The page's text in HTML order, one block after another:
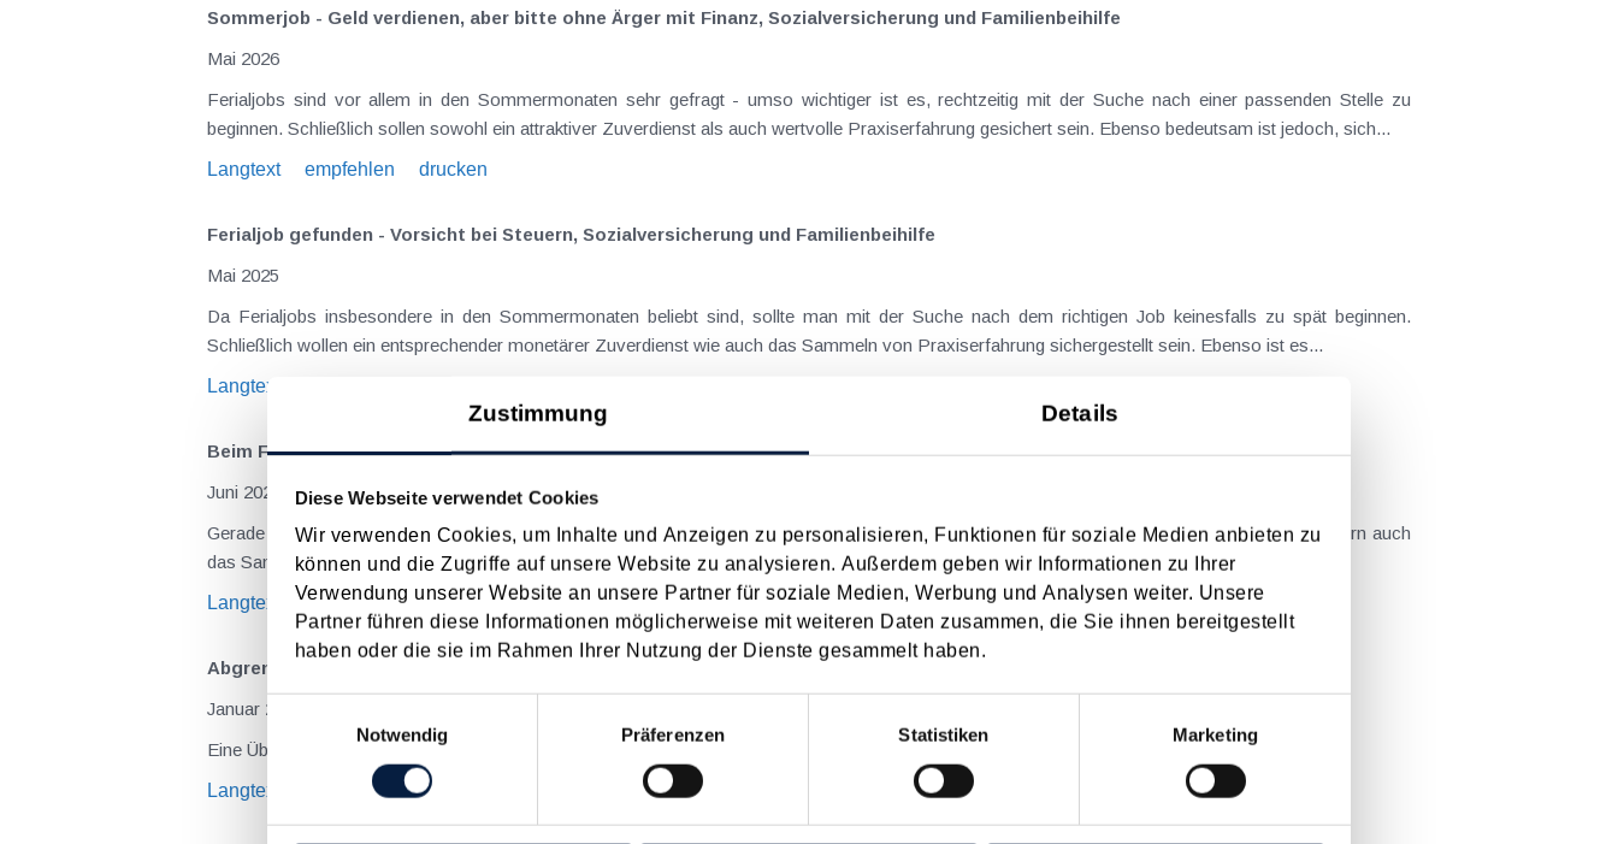
Zustimmung Details
Diese Webseite verwendet Cookies
Wir verwenden Cookies, um Inhalte und Anzeigen zu personalisieren, Funktionen für soziale Medien anbieten zu
können und die Zugriffe auf unsere Website zu analysieren. Außerdem geben wir Informationen zu Ihrer
Verwendung unserer Website an unsere Partner für soziale Medien, Werbung und Analysen weiter. Unsere
Partner führen diese Informationen möglicherweise mit weiteren Daten zusammen, die Sie ihnen bereitgestellt
haben oder die sie im Rahmen Ihrer Nutzung der Dienste gesammelt haben.
Einwilligungsauswahl
Notwendig
Präferenzen Statistiken Marketing
Sommerjob - Geld verdienen, aber bitte ohne Ärger mit Finanz, Sozialversicherung und Familienbeihilfe
Mai 2026
Ferialjobs sind vor allem in den Sommermonaten sehr gefragt - umso wichtiger ist es, rechtzeitig mit der Suche nach einer passenden Stelle zu
beginnen. Schließlich sollen sowohl ein attraktiver Zuverdienst als auch wertvolle Praxiserfahrung gesichert sein. Ebenso bedeutsam ist jedoch, sich...
Langtext
empfehlen drucken
Ferialjob gefunden - Vorsicht bei Steuern, Sozialversicherung und Familienbeihilfe
Mai 2025
Da Ferialjobs insbesondere in den Sommermonaten beliebt sind, sollte man mit der Suche nach dem richtigen Job keinesfalls zu spät beginnen.
Schließlich wollen ein entsprechender monetärer Zuverdienst wie auch das Sammeln von Praxiserfahrung sichergestellt sein. Ebenso ist es...
Langtext
Beim Ferialjob müssen auch Steuern, Sozialversicherung und Familienbeihilfe beachtet werden
Juni 2024
Gerade in den Sommermonaten haben Ferialjobs Hochsaison und bedienen nicht nur den Ansporn nach einem monetären Zuverdienst, sondern auch
das Sammeln von Praxiserfahrung. Damit (im Nachhinein) keine unangenehmen Konsequenzen eintreten, sollten auch die steuerlichen und...
Langtext
empfehlen drucken
Abgrenzung Dienstvertrag, Freier Dienstvertrag und Werkvertrag
Januar 2024
Eine Übersicht und Abgrenzung der einzelnen Beschäftigungsverhältnisse anhand verschiedener Kriterien.
Langtext
empfehlen drucken